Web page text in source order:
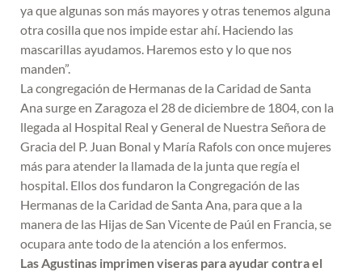
ya que algunas son más mayores y otras tenemos alguna
otra cosilla que nos impide estar ahí. Haciendo las
mascarillas ayudamos. Haremos esto y lo que nos
manden”.
La congregación de Hermanas de la Caridad de Santa
Ana surge en Zaragoza el 28 de diciembre de 1804, con la
llegada al Hospital Real y General de Nuestra Señora de
Gracia del P. Juan Bonal y María Rafols con once mujeres
más para atender la llamada de la junta que regía el
hospital. Ellos dos fundaron la Congregación de las
Hermanas de la Caridad de Santa Ana, para que a la
manera de las Hijas de San Vicente de Paúl en Francia, se
ocupara ante todo de la atención a los enfermos.
Las Agustinas imprimen viseras para ayudar contra el